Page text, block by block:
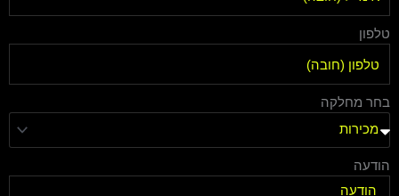
טלפון
בחר מחלקה
הודעה